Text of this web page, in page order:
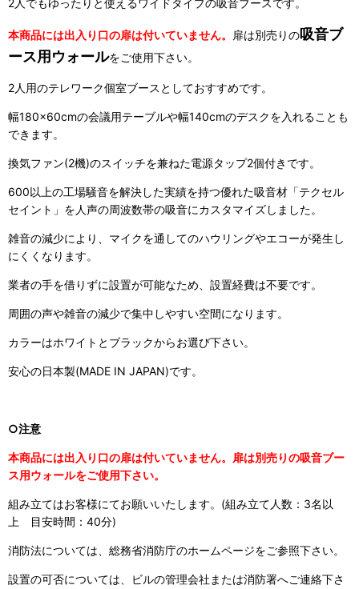
本商品には出入り口の扉は付いていません。 扉は別売りの吸音ブ
ース用ウォールをご使用下さい。
2人用のテレワーク個室ブースとしておすすめです。
幅180×60cmの会議用テーブルや幅140cmのデスクを入れることも
できます。
換気ファン(2機)のスイッチを兼ねた電源タップ2個付きです。
600以上の工場騒音を解決した実績を持つ優れた吸音材「テクセル
セイント」を人声の周波数帯の吸音にカスタマイズしました。
雑音の減少により、マイクを通してのハウリングやエコーが発生し
にくくなります。
業者の手を借りずに設置が可能なため、設置経費は不要です。
周囲の声や雑音の減少で集中しやすい空間になります。
カラーはホワイトとブラックからお選び下さい。
安心の日本製(MADE IN JAPAN)です。
○注意
本商品には出入り口の扉は付いていません。扉は別売りの吸音ブー
ス用ウォールをご使用下さい。
組み立てはお客様にてお願いいたします。(組み立て人数：3名以
上 目安時間：40分)
消防法については、総務省消防庁のホームページをご参照下さい。
設置の可否については、ビルの管理会社または消防署へご連絡下さ